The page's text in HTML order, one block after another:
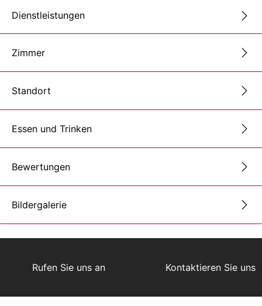
Dienstleistungen
Zimmer
Standort
Essen und Trinken
Bewertungen
Bildergalerie
Rufen Sie uns an Kontaktieren Sie uns